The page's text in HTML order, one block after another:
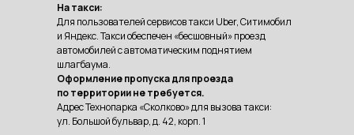
На такси:
Для пользователей сервисов такси Uber, Ситимобил
и Яндекс. Такси обеспечен «бесшовный» проезд
автомобилей с автоматическим поднятием
шлагбаума.
Оформление пропуска для проезда
по территории не требуется.
Адрес Технопарка «Сколково» для вызова такси:
ул. Большой бульвар, д. 42, корп. 1